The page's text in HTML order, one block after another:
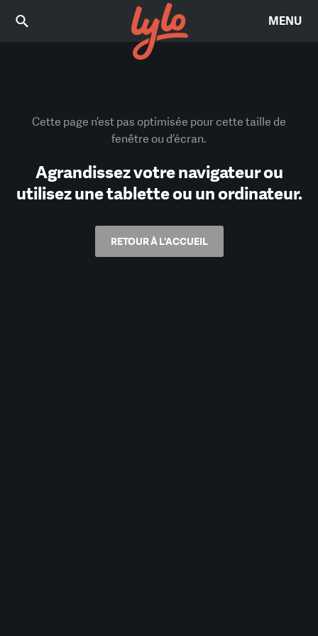
MENU
Cette page n’est pas optimisée pour cette taille de
fenêtre ou d’écran.
Agrandissez votre navigateur ou
utilisez une tablette ou un ordinateur.
RETOUR À L'ACCUEIL